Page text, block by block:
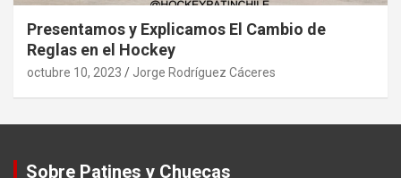
Presentamos y Explicamos El Cambio de
Reglas en el Hockey
octubre 10, 2023 Jorge Rodríguez Cáceres
Sobre Patines y Chuecas